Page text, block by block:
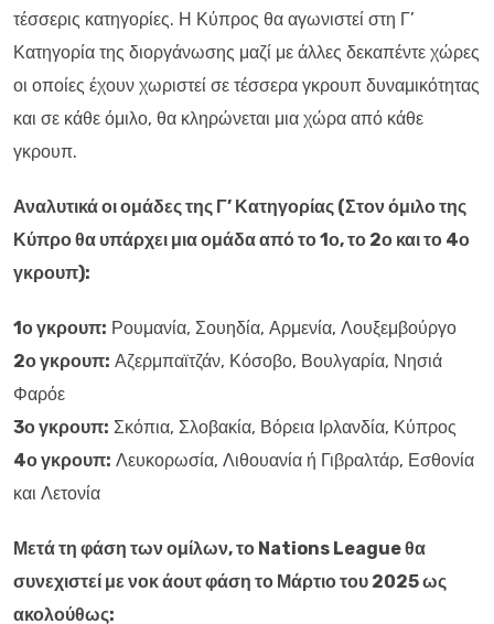
τέσσερις κατηγορίες. Η Κύπρος θα αγωνιστεί στη Γ’
Κατηγορία της διοργάνωσης μαζί με άλλες δεκαπέντε χώρες
οι οποίες έχουν χωριστεί σε τέσσερα γκρουπ δυναμικότητας
και σε κάθε όμιλο, θα κληρώνεται μια χώρα από κάθε
γκρουπ.
Αναλυτικά οι ομάδες της Γ’ Κατηγορίας (Στον όμιλο της
Κύπρο θα υπάρχει μια ομάδα από το 1ο, το 2ο και το 4ο
γκρουπ):
1ο γκρουπ: Ρουμανία, Σουηδία, Αρμενία, Λουξεμβούργο
2ο γκρουπ: Αζερμπαϊτζάν, Κόσοβο, Βουλγαρία, Νησιά
Φαρόε
3ο γκρουπ: Σκόπια, Σλοβακία, Βόρεια Ιρλανδία, Κύπρος
4ο γκρουπ: Λευκορωσία, Λιθουανία ή Γιβραλτάρ, Εσθονία
και Λετονία
Μετά τη φάση των ομίλων, το Nations League θα
συνεχιστεί με νοκ άουτ φάση το Μάρτιο του 2025 ως
ακολούθως: